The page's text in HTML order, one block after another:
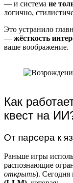
— и система не
логично,
Это устранило
— жёсткость
ваше воображение.
Как
квест на
От парсера к
Раньше игры
распознающие
открыть). Сегодня